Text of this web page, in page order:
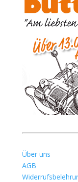
Über uns
AGB